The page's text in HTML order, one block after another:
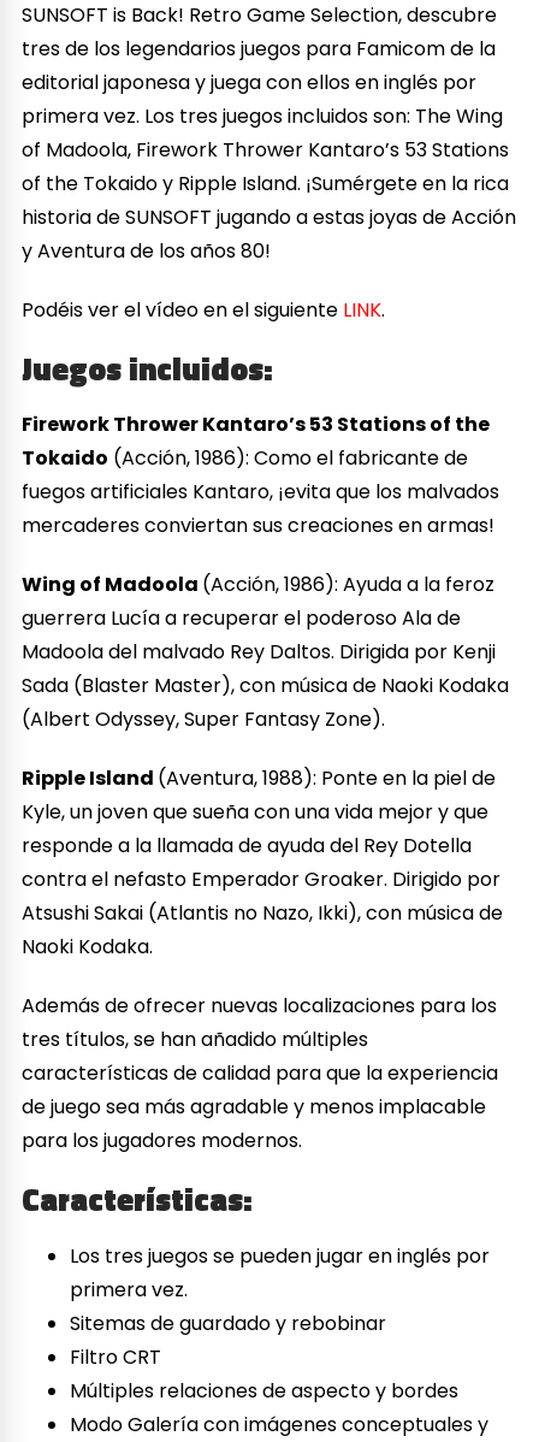
SUNSOFT is Back! Retro Game Selection, descubre
tres de los legendarios juegos para Famicom de la
editorial japonesa y juega con ellos en inglés por
primera vez. Los tres juegos incluidos son: The Wing
of Madoola, Firework Thrower Kantaro’s 53 Stations
of the Tokaido y Ripple Island. ¡Sumérgete en la rica
historia de SUNSOFT jugando a estas joyas de Acción
y Aventura de los años 80!
Podéis ver el vídeo en el siguiente LINK.
Juegos incluidos:
Firework Thrower Kantaro’s 53 Stations of the
Tokaido (Acción, 1986): Como el fabricante de
fuegos artificiales Kantaro, ¡evita que los malvados
mercaderes conviertan sus creaciones en armas!
Wing of Madoola (Acción, 1986): Ayuda a la feroz
guerrera Lucía a recuperar el poderoso Ala de
Madoola del malvado Rey Daltos. Dirigida por Kenji
Sada (Blaster Master), con música de Naoki Kodaka
(Albert Odyssey, Super Fantasy Zone).
Ripple Island (Aventura, 1988): Ponte en la piel de
Kyle, un joven que sueña con una vida mejor y que
responde a la llamada de ayuda del Rey Dotella
contra el nefasto Emperador Groaker. Dirigido por
Atsushi Sakai (Atlantis no Nazo, Ikki), con música de
Naoki Kodaka.
Además de ofrecer nuevas localizaciones para los
tres títulos, se han añadido múltiples
características de calidad para que la experiencia
de juego sea más agradable y menos implacable
para los jugadores modernos.
Características:
Los tres juegos se pueden jugar en inglés por
primera vez.
Sitemas de guardado y rebobinar
Filtro CRT
Múltiples relaciones de aspecto y bordes
Modo Galería con imágenes conceptuales y